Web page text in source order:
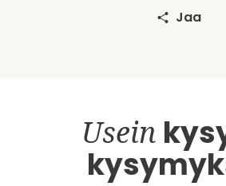
Jaa
Usein